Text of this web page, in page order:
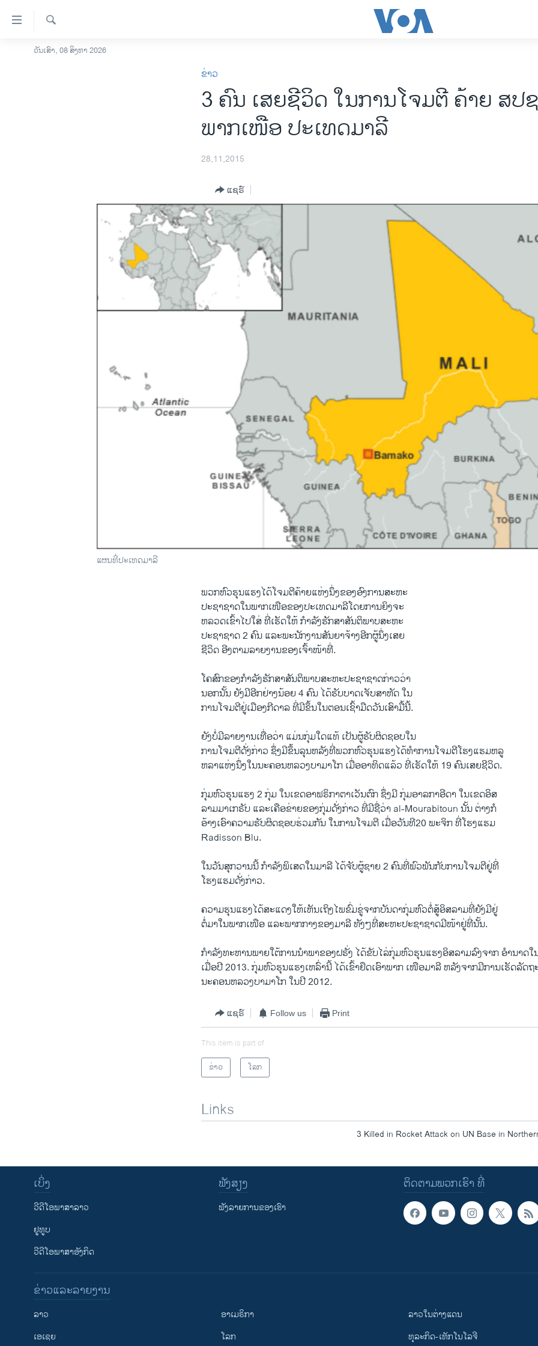
ລິ້ງ
ສຳຫລັບ
ໂຮມເພຈ
ອິດສະຫຼະພາບດ້ານການຂ່າວ
ຄົ້ນຫາ
ວັນເສົາ, 08 ສິງຫາ 2026
ຂ່າວ
3 ຄົນ ເສຍຊີວິດ ໃນການໂຈມຕີ ຄ້າຍ ສປ
ພາກເໜືອ ປະເທດມາລີ
28,11,2015
ແຊຣ໌
ແຜນທີ່ປະເທດມາລີ
ພວກ​ຫົວ​ຮຸນ​ແຮງ​ໄດ້​ໂຈມ​ຕີ​ຄ້າຍ​ແຫ່ງ​ນຶ່ງ​ຂອງ​ອົງການ​ສະຫະ​
ປະຊາ​ຊາດໃນ​ພາກ​ເໜືອ​ຂອງ​ປະ​ເທດ​ມາລີໂດຍ​ການ​ຍິງ​ຈະ
​ຫລວດ​ເຂົ້າ​ໄປ​ໃສ່ ທີ່​ເຮັດ​ໃຫ້ ກຳລັງ​ຮັກສາ​ສັນຕິພາບ​ສະຫະ
​ປະຊາ​ຊາດ 2 ຄົນ ​ແລະ​ພະນັກ​ງານ​ສັນຍາ​ຈ້າງ​ອີກຜູ້​ນຶ່ງ​ເສຍ
​ຊີວິດ ອີງ​ຕາມ​ລາຍ​ງານ​ຂອງ​ເຈົ້າໜ້າ​ທີ່.
​ໂຄສົກ​ຂອງ​ກຳລັງ​ຮັກສາ​ສັນຕິພາບ​ສະຫະ​ປະຊາ​ຊາດກ່າວ​ວ່າ
ນອກ​ນັ້ນ ຍັງ​ມີອີກ​ຢ່າງນ້ອຍ 4 ຄົນ ​ໄດ້​ຮັບ​ບາດ​ເຈັບ​ສາຫັດ ​ໃນ​
ການ​ໂຈ​ມຕີ​ຢູ່​ເມືອງ​ກີ​ດາລ ທີ່ມີ​ຂຶ້ນ​ໃນ​ຕອນ​ເຊົ້າມືດ​ວັນ​ເສົາ​ມື້ນີ້.
ຍັງ​ບໍ່​ມີ​ລາຍ​ງານ​ເທື່ອ​ວ່າ ​ແມ່ນ​ກຸ່ມ​ໃດແທ້ ​ເປັນ​ຜູ້​ຮັບຜິດຊອບ​ໃນ
​ການ​ໂຈມ​ຕີ​ດັ່ງກ່າວ​ ຊຶ່ງ​ມີ​ຂຶ້ນ​ລຸນ​ຫລັງ​ທີ່​ພວກ​ຫົວ​ຮຸນ​ແຮງ​ໄດ້​ທຳ​ການ​ໂຈມ​ຕີ​ໂຮງ​ແຮມ​ຫລູ
ຫລາ​ແຫ່ງນຶ່ງ​ໃນ​ນະຄອນຫລວງ​ບາ​ມາ​ໂກ ​ເມື່ອ​ອາທິດ​ແລ້ວ ທີ່​ເຮັດ​ໃຫ້ 19 ຄົນ​ເສຍ​ຊີວິດ.
ກຸ່ມ​ຫົວ​ຮຸນ​ແຮງ 2 ກຸ່ມ ​ໃນ​ເຂດ​ອາ​ຟຣິກາ​ຕາ​ເວັນ​ຕົກ ຊຶ່ງ​ມີ​ ກຸ່ມ​ອາລກາ​ອີ​ດາ ​ໃນ​ເຂດ​ອິສ
ລາມ​ມາ​ເກຣັບ ​ແລະ​ເຄືອ​ຂ່າຍ​ຂອງ​ກຸ່ມ​ດັ່ງກ່າວ ​ທີ່​ມີ​ຊື່ວ່າ al-Mourabitoun ນັ້ນ ຕ່າງ​ກໍ
​ອ້າງ​ເອົາ​ຄວາມ​ຮັບຜິດຊອບ​ຮ່ວມ​ກັນ ​ໃນ​ການໂຈມ​ຕີ ​ເມື່ອ​ວັນ​ທີ​20 ພະຈິກ ທີ່ໂຮງ​ແຮມ
Radisson Blu.
​ໃນ​ວັນ​ສຸກ​ວານ​ນີ້ ກຳລັງ​ພິ​ເສດ​ໃນ​ມາລີ ​ໄດ້​ຈັບ​ຜູ້​ຊາຍ 2 ຄົນ​ທີ່​ພົວພັນ​ກັບ​ການໂຈມ​ຕີ​ຢູ່​ທີ່​
ໂຮງ​ແຮມດັ່ງກ່າວ.
ຄວາມຮຸນແຮງໄດ້ສະແດງໃຫ້ເຫັນເຖິງໄພຂົ່ມຂູ່ຈາກບັນດາກຸ່ມຫົວຕໍ່ສູ້ອິສລາມທີ່ຍັງມີຢູ່
ຕໍ່ມາໃນພາກເໜືອ ແລະພາກກາງຂອງມາລີ ທັງໆທີ່ສະຫະປະຊາຊາດມີໜ້າຢູ່ທີ່ນັ້ນ.
ກຳລັງທະຫານພາຍໃຕ້ການນຳພາຂອງຝຣັ່ງ ໄດ້ຂັບໄລ່ກຸ່ມຫົວຮຸນແຮງອິສລາມລົງຈາກ ອຳນາດ
ເມື່ອປີ​ 2013.​ ກຸ່ມຫົວຮຸນແຮງເຫລົ່ານີ້ ໄດ້ເຂົ້າຢຶດເອົາພາກ ເໜືອມາລີ ຫລັງຈາກມີການເຮັດລັດ
ນະຄອນຫລວງບາມາໂກ ໃນປີ 2012.
ແຊຣ໌ Follow us Print
This item is part of
ຂ່າວ
ໂລກ
Links
3 Killed in Rocket Attack on UN Base in
ຕິດຕາມພວກເຮົາ ທີ່
ເບິ່ງ
ວີດີໂອພາສາລາວ
ຢູທູບ
ວີດີໂອພາສາອັງກິດ
ຟັງສຽງ
ຟັງລາຍການຂອງເຮົາ
ຂ່າວແລະລາຍງານ
ລາວ
ເອເຊຍ
ອາເມຣິກາ
ໂລກ
ລາວໃນຕ່າງແດນ
ທຸລະກິດ-ເທັກໂນໂລຈີ